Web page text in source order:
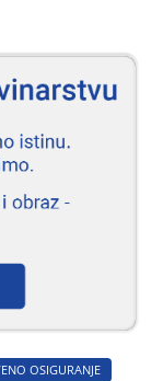
OSIGURANJE